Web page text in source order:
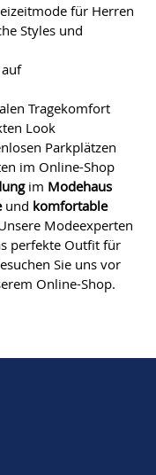
für Herren
Styles und
Tragekomfort
Look
Parkplätzen
im Online-Shop
im Modehaus
und komfortable
Modeexperten
perfekte Outfit für
Sie uns vor
Online-Shop.